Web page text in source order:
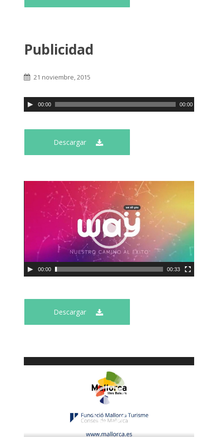
Publicidad
21 noviembre, 2015
00:00 00:00
Descargar
00:00 00:33
Descargar